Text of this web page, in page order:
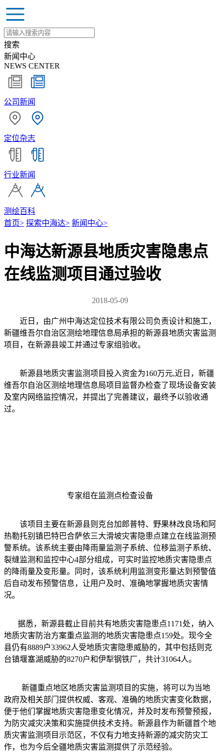
搜索
新闻中心
NEWS CENTER
公司新闻
定位杂志
行业新闻
测绘百科
首页> 探索中海达> 新闻中心>
中海达新源县地质灾害隐患点
在线监测项目通过验收
2018-05-09
近日，由广州中海达定位技术有限公司负责设计和施工，
新疆维吾尔自治区测绘地理信息局承担的新源县地质灾害监测
项目，在新源县竣工并通过专家组验收。
新源县地质灾害监测项目投入资金为160万元,近日，新疆
维吾尔自治区测绘地理信息局项目监督办检查了现场设备安装
及室内网络监控情况，并提出了完善建议，最终予以验收通
过。
专家组在监测点检查设备
该项目主要在新源县则克台加郎普特、野果林改良场和阿
热勒托别镇巴特巴合萨依三大滑坡灾害隐患点建立在线监测预
警系统。该系统主要由降雨量监测子系统、位移监测子系统、
裂缝监测和监控中心4部分组成，可实时监控地质灾害隐患点
的降雨量及变形量。同时，该系统利用监测变形量达到预警值
后自动发布预警信息，让用户及时、准确地掌握地质灾害情
况。
据悉，新源县截止目前共有地质灾害隐患点1171处，纳入
地质灾害防治方案重点监测的地质灾害隐患点159处。现今全
县仍有8889户33962人受地质灾害隐患威胁的，其中包括则克
台镇堰塞湖威胁的8270户和伊犁钢铁厂，共计31064人。
新疆重点地区地质灾害监测项目的实施，将可以为当地
政府及相关部门提供权威、客观、准确的地质灾害变化数据，
便于他们掌握地质灾害隐患变化情况，并及时发布预警预报，
为防灾减灾决策和实施提供技术支持。新源县作为新疆首个地
质灾害监测项目示范区，不仅有力地支持新源的减灾防灾工
作，也为今后全疆地质灾害监测提供了示范经验。